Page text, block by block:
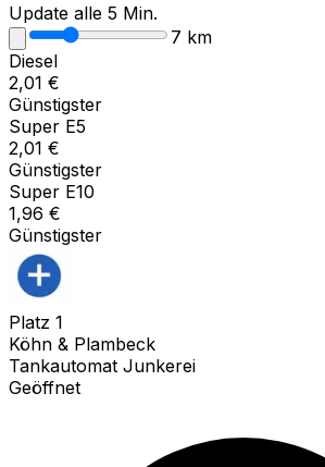
Update alle 5 Min.
7 km
Diesel
2,01 €
Günstigster
Super E5
2,01 €
Günstigster
Super E10
1,96 €
Günstigster
Platz 1
Köhn & Plambeck
Tankautomat Junkerei
Geöffnet